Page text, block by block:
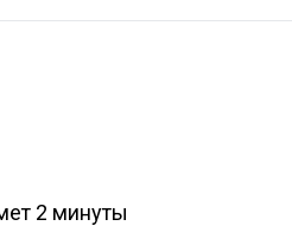
2 минуты